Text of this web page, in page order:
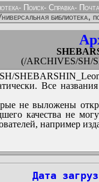
- Поиск- Справка- Почта
библиотека,
(/ARCHIVES/SH/
Все
не выложены
качества не
например
Дата